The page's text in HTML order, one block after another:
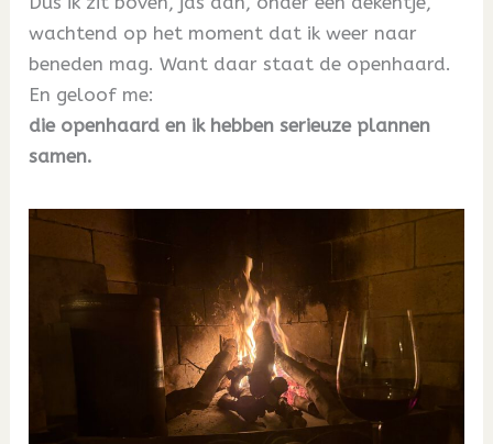
wachtend op het moment dat ik weer naar
beneden mag. Want daar staat de openhaard.
En geloof me:
die openhaard en ik hebben serieuze plannen
samen.